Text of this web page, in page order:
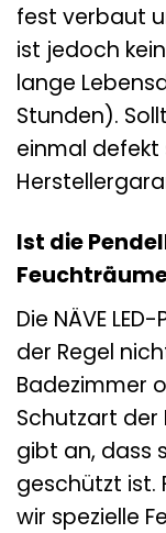
fest verbaut
ist jedoch
lange
Stunden).
einmal defekt
Ist die
Die NÄVE
der Regel
Badezimmer
Schutzart der
gibt an, dass
geschützt ist.
wir spezielle